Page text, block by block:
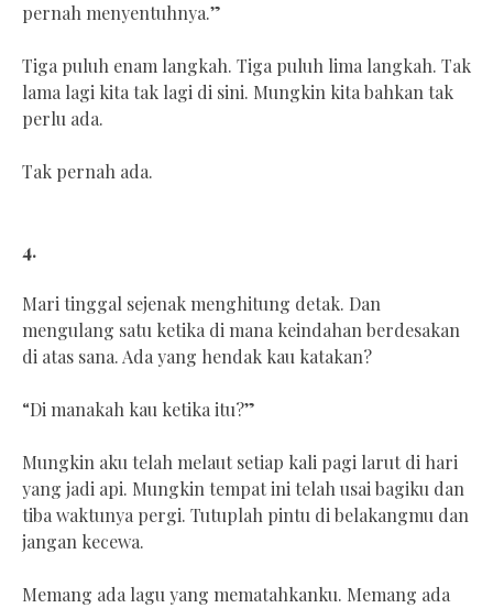
pernah menyentuhnya.”
Tiga puluh enam langkah. Tiga puluh lima langkah. Tak
lama lagi kita tak lagi di sini. Mungkin kita bahkan tak
perlu ada.
Tak pernah ada.
4.
Mari tinggal sejenak menghitung detak. Dan
mengulang satu ketika di mana keindahan berdesakan
di atas sana. Ada yang hendak kau katakan?
“Di manakah kau ketika itu?”
Mungkin aku telah melaut setiap kali pagi larut di hari
yang jadi api. Mungkin tempat ini telah usai bagiku dan
tiba waktunya pergi. Tutuplah pintu di belakangmu dan
jangan kecewa.
Memang ada lagu yang mematahkanku. Memang ada